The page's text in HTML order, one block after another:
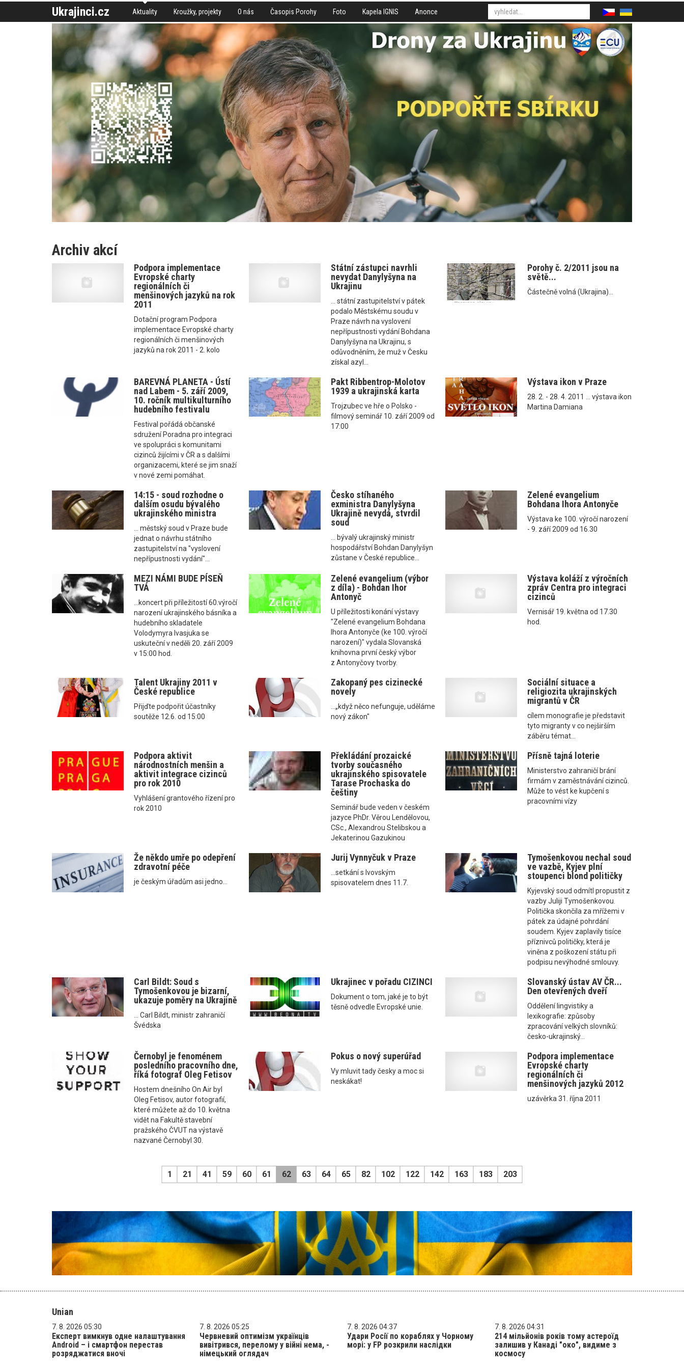
Ukrajinci.cz Aktuality Kroužky, projekty O nás Časopis Porohy Foto Kapela IGNIS Anonce
Archiv akcí
Podpora implementace
Evropské charty
regionálních či
menšinových jazyků na rok
2011
Dotační program Podpora
implementace Evropské charty
regionálních či menšinových
jazyků na rok 2011 - 2. kolo
Státní zástupci navrhli
nevydat Danylyšyna na
Ukrajinu
... státní zastupitelství v pátek
podalo Městskému soudu v
Praze návrh na vyslovení
nepřípustnosti vydání Bohdana
Danylyšyna na Ukrajinu, s
odůvodněním, že muž v Česku
získal azyl...
Porohy č. 2/2011 jsou na
světě...
Částečně volná (Ukrajina)...
BAREVNÁ PLANETA - Ústí
nad Labem - 5. září 2009,
10. ročník multikulturního
hudebního festivalu
Festival pořádá občanské
sdružení Poradna pro integraci
ve spolupráci s komunitami
cizinců žijícími v ČR a s dalšími
organizacemi, které se jim snaží
v nové zemi pomáhat.
Pakt Ribbentrop-Molotov
1939 a ukrajinská karta
Trojzubec ve hře o Polsko -
filmový seminář 10. září 2009 od
17:00
Výstava ikon v Praze
28. 2. - 28. 4. 2011 ... výstava ikon
Martina Damiana
14:15 - soud rozhodne o
dalším osudu bývalého
ukrajinského ministra
... městský soud v Praze bude
jednat o návrhu státního
zastupitelství na "vyslovení
nepřípustnosti vydání"...
Česko stíhaného
exministra Danylyšyna
Ukrajině nevydá, stvrdil
soud
... bývalý ukrajinský ministr
hospodářství Bohdan Danylyšyn
zůstane v České republice...
Zelené evangelium
Bohdana Ihora Antonyče
Výstava ke 100. výročí narození
- 9. září 2009 od 16.30
MEZI NÁMI BUDE PÍSEŇ
TVÁ
...koncert při příležitostí 60.výročí
narození ukrajinského básníka a
hudebního skladatele
Volodymyra Ivasjuka se
uskuteční v neděli 20. září 2009
v 15:00 hod.
Zelené evangelium (výbor
z díla) - Bohdan Ihor
Antonyč
U příležitosti konání výstavy
"Zelené evangelium Bohdana
Ihora Antonyče (ke 100. výročí
narození)" vydala Slovanská
knihovna první český výbor
z Antonyčovy tvorby.
Výstava koláží z výročních
zpráv Centra pro integraci
cizinců
Vernisář 19. května od 17.30
hod.
Talent Ukrajiny 2011 v
České republice
Přijďte podpořit účastníky
soutěže 12.6. od 15:00
Zakopaný pes cizinecké
novely
...„když něco nefunguje, uděláme
nový zákon"
Sociální situace a
religiozita ukrajinských
migrantů v ČR
cílem monografie je představit
tyto migranty v co nejširším
záběru témat...
Podpora aktivit
národnostních menšin a
aktivit integrace cizinců
pro rok 2010
Vyhlášení grantového řízení pro
rok 2010
Překládání prozaické
tvorby současného
ukrajinského spisovatele
Tarase Prochaska do
češtiny
Seminář bude veden v českém
jazyce PhDr. Věrou Lendělovou,
CSc., Alexandrou Stelibskou a
Jekaterinou Gazukinou
Přísně tajná loterie
Ministerstvo zahraničí brání
firmám v zaměstnávání cizinců.
Může to vést ke kupčení s
pracovními vízy
Že někdo umře po odepření
zdravotní péče
je českým úřadům asi jedno...
Jurij Vynnyčuk v Praze
...setkání s lvovským
spisovatelem dnes 11.7.
Tymošenkovou nechal soud
ve vazbě, Kyjev plní
stoupenci blond političky
Kyjevský soud odmítl propustit z
vazby Juliji Tymošenkovou.
Politička skončila za mřížemi v
pátek za údajné pohrdání
soudem. Kyjev zaplavily tisíce
příznivců političky, která je
viněna z poškození státu při
podpisu nevýhodné smlouvy.
Carl Bildt: Soud s
Tymošenkovou je bizarní,
ukazuje poměry na Ukrajině
... Carl Bildt, ministr zahraničí
Švédska
Ukrajinec v pořadu CIZINCI
Dokument o tom, jaké je to být
těsně odvedle Evropské unie.
Slovanský ústav AV ČR...
Den otevřených dveří
Oddělení lingvistiky a
lexikografie: způsoby
zpracování velkých slovníků:
česko-ukrajinský...
Černobyl je fenoménem
posledního pracovního dne,
říká fotograf Oleg Fetisov
Hostem dnešního On Air byl
Oleg Fetisov, autor fotografií,
které můžete až do 10. května
vidět na Fakultě stavební
pražského ČVUT na výstavě
nazvané Černobyl 30.
Pokus o nový superúřad
Vy mluvit tady česky a moc si
neskákat!
Podpora implementace
Evropské charty
regionálních či
menšinových jazyků 2012
uzávěrka 31. října 2011
1 21 41 59 60 61 62 63 64 65 82 102 122 142 163 183 203
Unian
7. 8. 2026 05:30
Експерт вимкнув одне налаштування
Android – і смартфон перестав
розряджатися вночі
7. 8. 2026 05:25
Червневий оптимізм українців
вивітрився, перелому у війні нема, -
німецький оглядач
7. 8. 2026 04:37
Удари Росії по кораблях у Чорному
морі: у FP розкрили наслідки
7. 8. 2026 04:31
214 мільйонів років тому астероїд
залишив у Канаді "око", видиме з
космосу